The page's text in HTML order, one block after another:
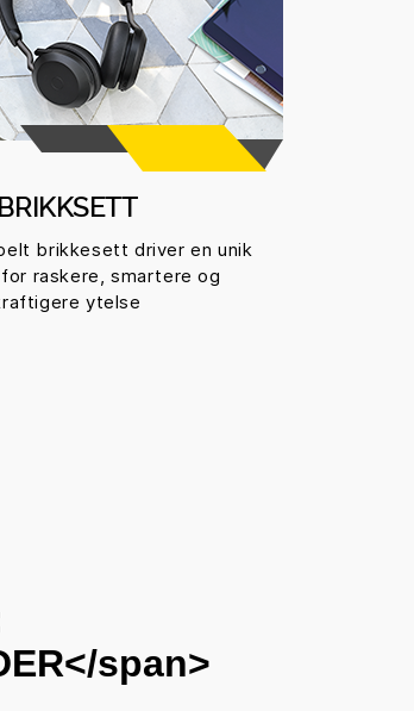
BRIKKSETT
brikkesett driver en unik
raskere, smartere og
ytelse
</span>